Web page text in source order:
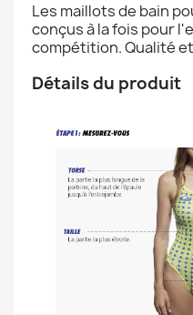
Les maillots de bain
conçus à la fois pour
compétition. Qualité
Détails du produit